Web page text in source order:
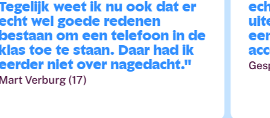
weet ik nu ook dat er
wel goede redenen
om een telefoon in de
toe te staan. Daar had ik
niet over nagedacht."
Verburg (17)
echt
een